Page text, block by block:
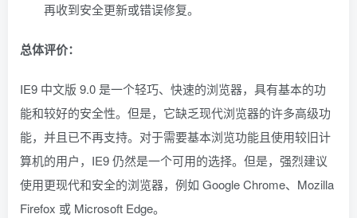
再收到安全更新或错误修复。
总体评价：
IE9 中文版 9.0 是一个轻巧、快速的浏览器，具有基本的功
能和较好的安全性。但是，它缺乏现代浏览器的许多高级功
能，并且已不再支持。对于需要基本浏览功能且使用较旧计
算机的用户，IE9 仍然是一个可用的选择。但是，强烈建议
使用更现代和安全的浏览器，例如 Google Chrome、Mozilla
Firefox 或 Microsoft Edge。